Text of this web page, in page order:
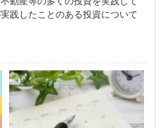
践したことのある投資について